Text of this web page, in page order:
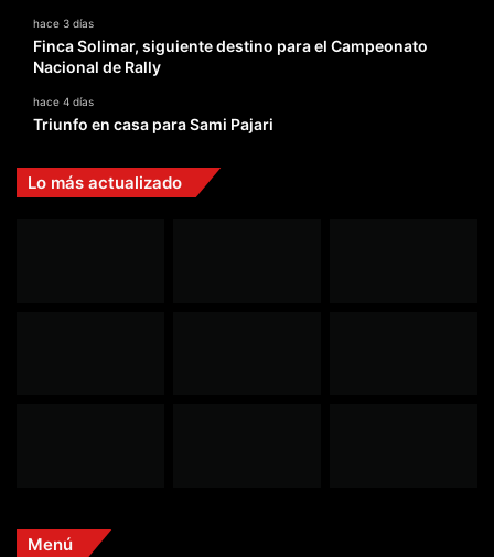
hace 3 días
Finca Solimar, siguiente destino para el Campeonato
Nacional de Rally
hace 4 días
Triunfo en casa para Sami Pajari
Lo más actualizado
Menú